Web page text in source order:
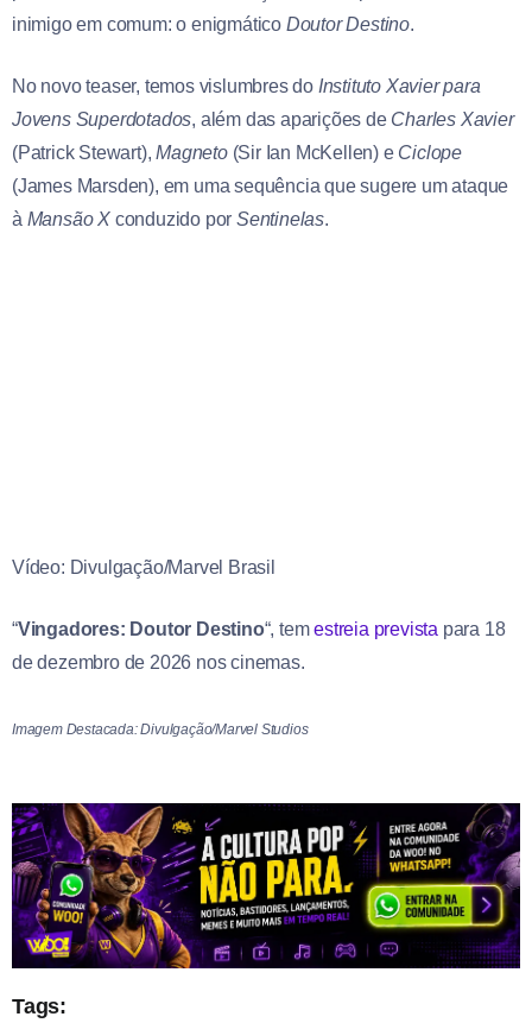
inimigo em comum: o enigmático Doutor Destino.
No novo teaser, temos vislumbres do Instituto Xavier para
Jovens Superdotados, além das aparições de Charles Xavier
(Patrick Stewart),Magneto (Sir Ian McKellen) e Ciclope
(James Marsden), em uma sequência que sugere um ataque
à Mansão X conduzido porSentinelas.
Vídeo: Divulgação/Marvel Brasil
“Vingadores: Doutor Destino“, temestreia prevista para 18
de dezembro de 2026 nos cinemas.
Imagem Destacada: Divulgação/Marvel Studios
Tags: